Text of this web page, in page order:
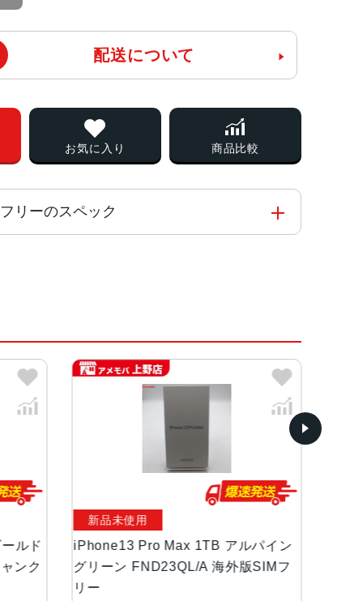
配送について
お気に入り 商品比較
リーのスペック
エラブルー、アルパイングリーン
ディスプレイ
大水深6メートルで最大30分間）
、超広角カメラ望遠：ƒ/2.8絞り値広角：ƒ/1.
ルド
ンク
iPhone13 Pro Max 1TB アルパイン
グリーン FND23QL/A 海外版SIMフ
リー
新品未使用